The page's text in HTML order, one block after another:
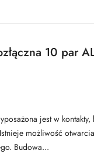
10 par
jest w
możliwość
Budowa...